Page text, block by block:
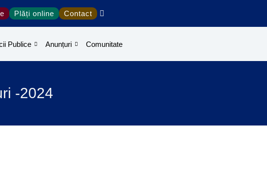
Plăți online Contact
Publice Anunțuri Comunitate
-2024